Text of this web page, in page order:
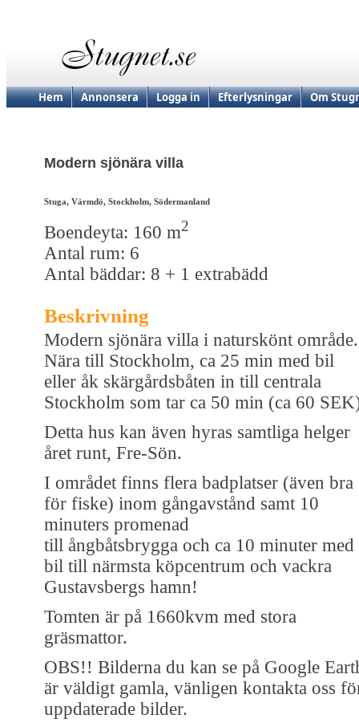
Hem Annonsera Logga in Efterlysningar Om
Modern sjönära villa
Stuga, Värmdö, Stockholm, Södermanland
Boendeyta: 160 m2
Antal rum: 6
Antal bäddar: 8 + 1 extrabädd
Beskrivning
Modern sjönära villa i naturskönt område.
Nära till Stockholm, ca 25 min med bil
eller åk skärgårdsbåten in till centrala
Stockholm som tar ca 50 min (ca 60
Detta hus kan även hyras samtliga helger
året runt, Fre-Sön.
I området finns flera badplatser (även bra
för fiske) inom gångavstånd samt 10
minuters promenad
till ångbåtsbrygga och ca 10 minuter med
bil till närmsta köpcentrum och vackra
Gustavsbergs hamn!
Tomten är på 1660kvm med stora
gräsmattor.
OBS!! Bilderna du kan se på Google
är väldigt gamla, vänligen kontakta oss
uppdaterade bilder.